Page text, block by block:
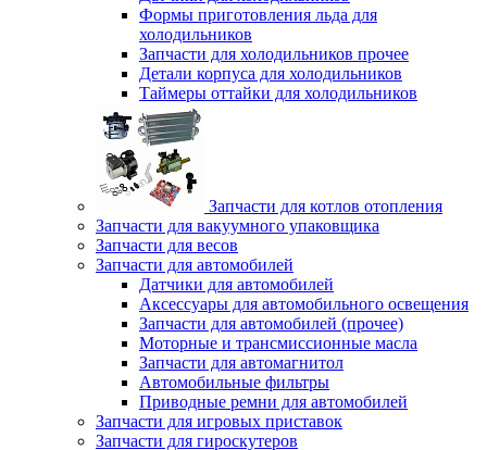
Формы приготовления льда для
холодильников
Запчасти для холодильников прочее
Детали корпуса для холодильников
Таймеры оттайки для холодильников
Запчасти для котлов отопления
Запчасти для вакуумного упаковщика
Запчасти для весов
Запчасти для автомобилей
Датчики для автомобилей
Аксессуары для автомобильного освещения
Запчасти для автомобилей (прочее)
Моторные и трансмиссионные масла
Запчасти для автомагнитол
Автомобильные фильтры
Приводные ремни для автомобилей
Запчасти для игровых приставок
Запчасти для гироскутеров